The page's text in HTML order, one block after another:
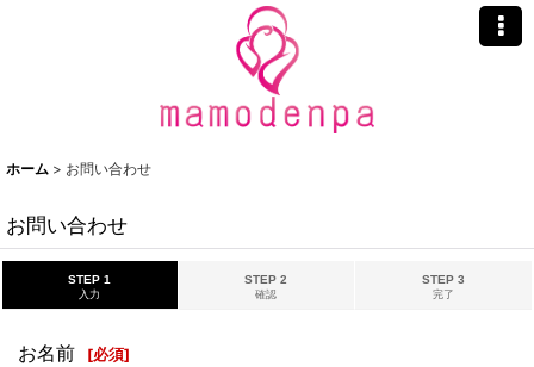
ホーム > お問い合わせ
お問い合わせ
STEP 1
入力
STEP 2
確認
STEP 3
完了
お名前 [必須]